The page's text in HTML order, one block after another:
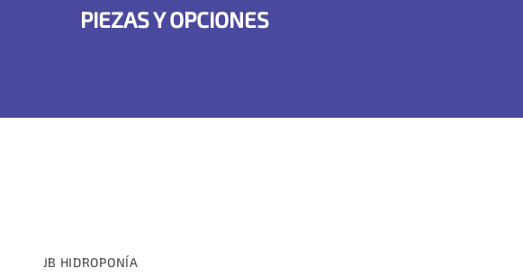
PIEZAS Y OPCIONES
JB HIDROPONÍA